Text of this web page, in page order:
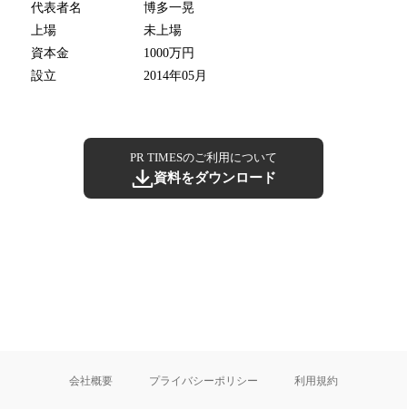
代表者名
博多一晃
上場
未上場
資本金
1000万円
設立
2014年05月
PR TIMESのご利用について
資料をダウンロード
会社概要 プライバシーポリシー 利用規約